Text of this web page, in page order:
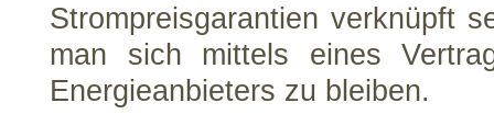
Strompreisgarantien verknüpft
man sich mittels eines
Energieanbieters zu bleiben.